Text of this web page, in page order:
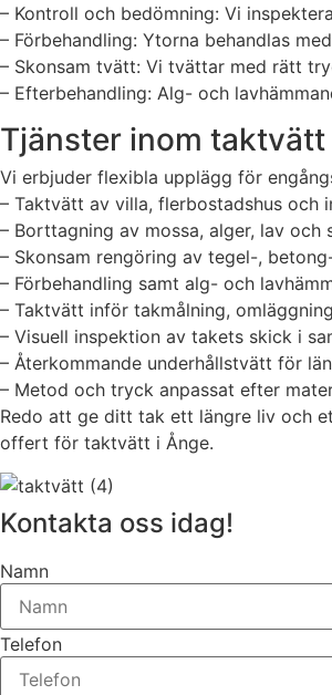
– Kontroll och bedömning: Vi
– Förbehandling: Ytorna behandlas
– Skonsam tvätt: Vi tvättar med rätt
– Efterbehandling: Alg- och
Tjänster inom
Vi erbjuder flexibla upplägg för
– Taktvätt av villa, flerbostadshus och
– Borttagning av mossa, alger, lav och
– Skonsam rengöring av tegel-,
– Förbehandling samt alg- och
– Taktvätt inför takmålning,
– Visuell inspektion av takets skick i
– Återkommande underhållstvätt för
– Metod och tryck anpassat efter
Redo att ge ditt tak ett längre liv och
offert för taktvätt i Ånge.
Kontakta oss idag!
Namn
Telefon